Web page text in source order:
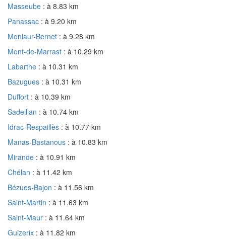
Masseube : à 8.83 km
Panassac : à 9.20 km
Monlaur-Bernet : à 9.28 km
Mont-de-Marrast : à 10.29 km
Labarthe : à 10.31 km
Bazugues : à 10.31 km
Duffort : à 10.39 km
Sadeillan : à 10.74 km
Idrac-Respaillès : à 10.77 km
Manas-Bastanous : à 10.83 km
Mirande : à 10.91 km
Chélan : à 11.42 km
Bézues-Bajon : à 11.56 km
Saint-Martin : à 11.63 km
Saint-Maur : à 11.64 km
Guizerix : à 11.82 km